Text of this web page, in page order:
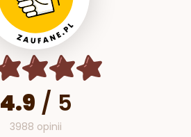
4.9 / 5
3988 opinii